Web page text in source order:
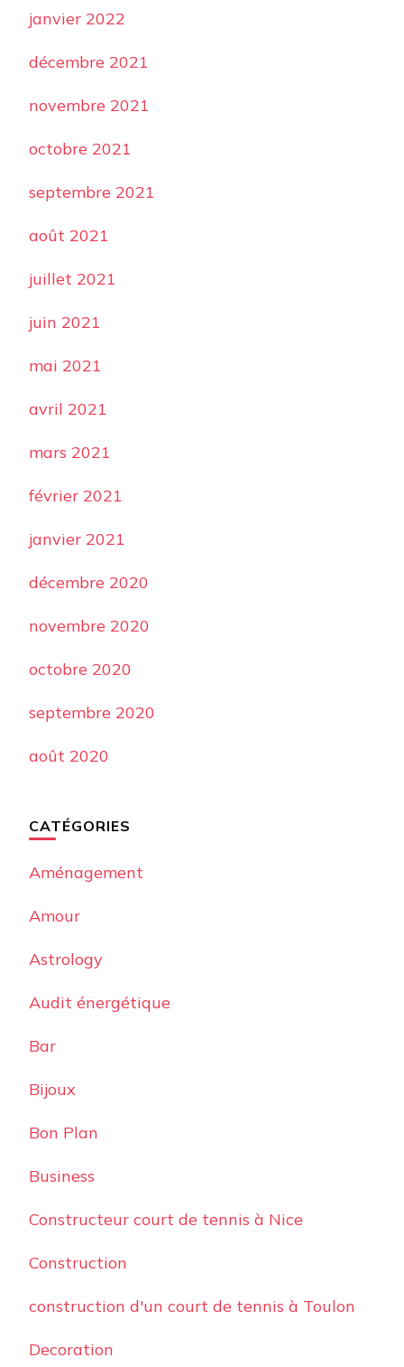
janvier 2022
décembre 2021
novembre 2021
octobre 2021
septembre 2021
août 2021
juillet 2021
juin 2021
mai 2021
avril 2021
mars 2021
février 2021
janvier 2021
décembre 2020
novembre 2020
octobre 2020
septembre 2020
août 2020
CATÉGORIES
Aménagement
Amour
Astrology
Audit énergétique
Bar
Bijoux
Bon Plan
Business
Constructeur court de tennis à Nice
Construction
construction d'un court de tennis à Toulon
Decoration